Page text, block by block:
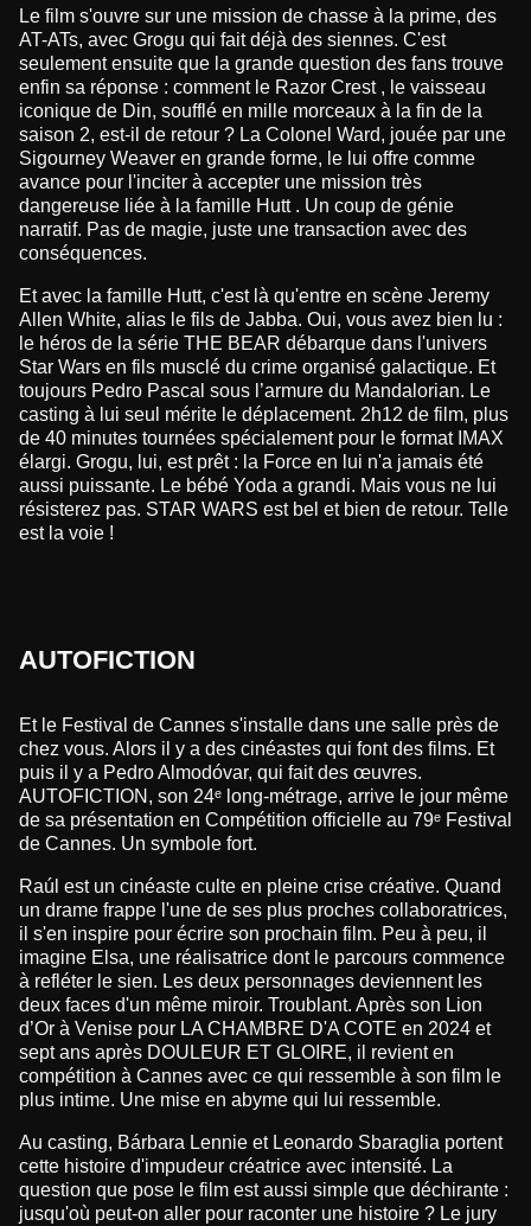
Le film s'ouvre sur une mission de chasse à la prime, des
AT-ATs, avec Grogu qui fait déjà des siennes. C'est
seulement ensuite que la grande question des fans trouve
enfin sa réponse : comment le Razor Crest , le vaisseau
iconique de Din, soufflé en mille morceaux à la fin de la
saison 2, est-il de retour ? La Colonel Ward, jouée par une
Sigourney Weaver en grande forme, le lui offre comme
avance pour l'inciter à accepter une mission très
dangereuse liée à la famille Hutt . Un coup de génie
narratif. Pas de magie, juste une transaction avec des
conséquences.
Et avec la famille Hutt, c'est là qu'entre en scène Jeremy
Allen White, alias le fils de Jabba. Oui, vous avez bien lu :
le héros de la série THE BEAR débarque dans l'univers
Star Wars en fils musclé du crime organisé galactique. Et
toujours Pedro Pascal sous l’armure du Mandalorian. Le
casting à lui seul mérite le déplacement. 2h12 de film, plus
de 40 minutes tournées spécialement pour le format IMAX
élargi. Grogu, lui, est prêt : la Force en lui n'a jamais été
aussi puissante. Le bébé Yoda a grandi. Mais vous ne lui
résisterez pas. STAR WARS est bel et bien de retour. Telle
est la voie !
AUTOFICTION
Et le Festival de Cannes s'installe dans une salle près de
chez vous. Alors il y a des cinéastes qui font des films. Et
puis il y a Pedro Almodóvar, qui fait des œuvres.
AUTOFICTION, son 24ᵉ long-métrage, arrive le jour même
de sa présentation en Compétition officielle au 79ᵉ Festival
de Cannes. Un symbole fort.
Raúl est un cinéaste culte en pleine crise créative. Quand
un drame frappe l'une de ses plus proches collaboratrices,
il s'en inspire pour écrire son prochain film. Peu à peu, il
imagine Elsa, une réalisatrice dont le parcours commence
à refléter le sien. Les deux personnages deviennent les
deux faces d'un même miroir. Troublant. Après son Lion
d’Or à Venise pour LA CHAMBRE D'A COTE en 2024 et
sept ans après DOULEUR ET GLOIRE, il revient en
compétition à Cannes avec ce qui ressemble à son film le
plus intime. Une mise en abyme qui lui ressemble.
Au casting, Bárbara Lennie et Leonardo Sbaraglia portent
cette histoire d'impudeur créatrice avec intensité. La
question que pose le film est aussi simple que déchirante :
jusqu'où peut-on aller pour raconter une histoire ? Le jury